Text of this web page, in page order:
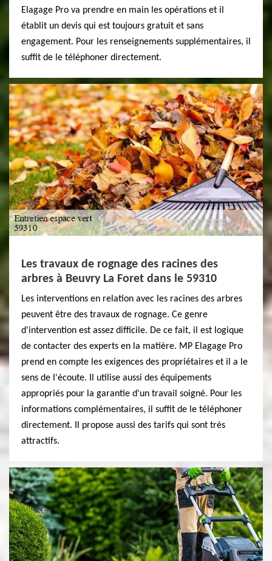
Elagage Pro va prendre en main les opérations et il
établit un devis qui est toujours gratuit et sans
engagement. Pour les renseignements supplémentaires, il
suffit de le téléphoner directement.
Les travaux de rognage des racines des
arbres à Beuvry La Foret dans le 59310
Les interventions en relation avec les racines des arbres
peuvent être des travaux de rognage. Ce genre
d'intervention est assez difficile. De ce fait, il est logique
de contacter des experts en la matière. MP Elagage Pro
prend en compte les exigences des propriétaires et il a le
sens de l'écoute. Il utilise aussi des équipements
appropriés pour la garantie d'un travail soigné. Pour les
informations complémentaires, il suffit de le téléphoner
directement. Il propose aussi des tarifs qui sont très
attractifs.